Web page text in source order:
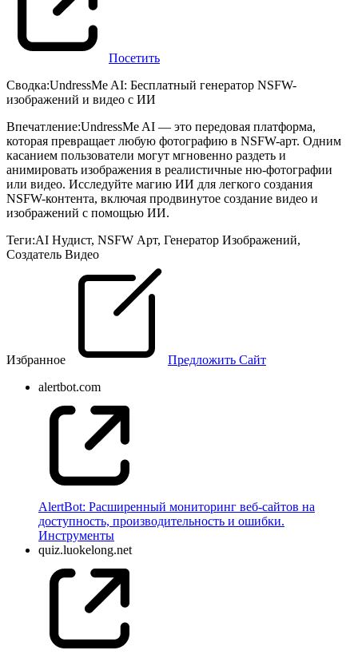
Посетить
Сводка:UndressMe AI: Бесплатный генератор NSFW-
изображений и видео с ИИ
Впечатление:UndressMe AI — это передовая платформа,
которая превращает любую фотографию в NSFW-арт. Одним
касанием пользователи могут мгновенно раздеть и
анимировать изображения в реалистичные ню-фотографии
или видео. Исследуйте магию ИИ для легкого создания
NSFW-контента, включая продвинутое создание видео и
изображений с помощью ИИ.
Теги:AI Нудист, NSFW Арт, Генератор Изображений,
Создатель Видео
Избранное
Предложить Сайт
alertbot.com
AlertBot: Расширенный мониторинг веб-сайтов на
доступность, производительность и ошибки.
Инструменты
quiz.luokelong.net